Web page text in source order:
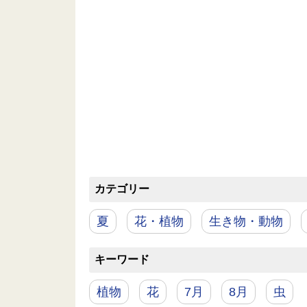
カテゴリー
夏 花・植物 生き物・動物
キーワード
植物 花 7月 8月 虫